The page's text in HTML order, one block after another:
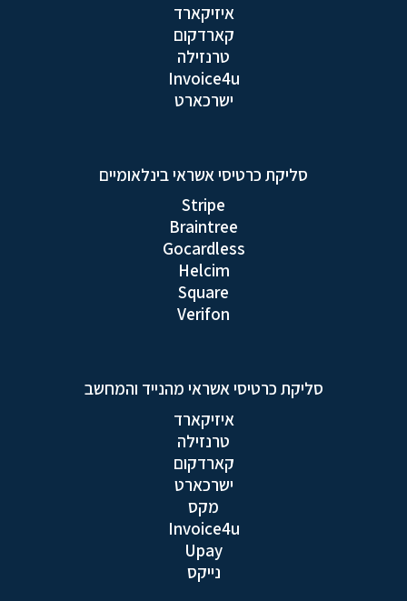
איזיקארד
קארדקום
טרנזילה
Invoice4u
ישרכארט
סליקת כרטיסי אשראי בינלאומיים
Stripe
Braintree
Gocardless
Helcim
Square
Verifon
סליקת כרטיסי אשראי מהנייד והמחשב
איזיקארד
טרנזילה
קארדקום
ישרכארט
מקס
Invoice4u
Upay
נייקס